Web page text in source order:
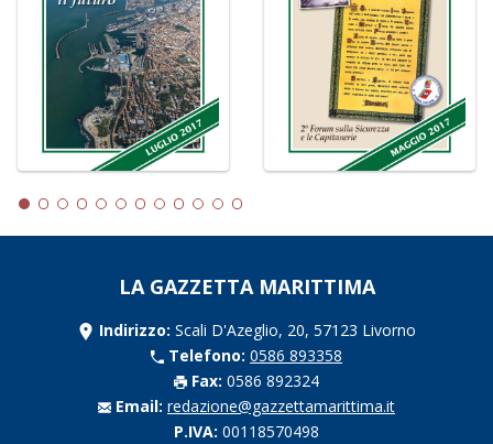
LA GAZZETTA MARITTIMA
Indirizzo: Scali D'Azeglio, 20, 57123 Livorno
Telefono: 0586 893358
Fax: 0586 892324
Email: redazione@gazzettamarittima.it
P.IVA: 00118570498